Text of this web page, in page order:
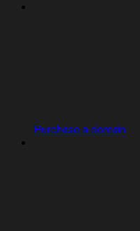
Purchase a domain